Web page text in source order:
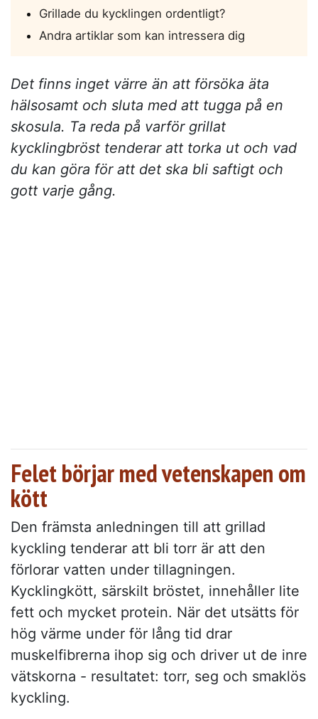
Grillade du kycklingen ordentligt?
Andra artiklar som kan intressera dig
Det finns inget värre än att försöka äta
hälsosamt och sluta med att tugga på en
skosula. Ta reda på varför grillat
kycklingbröst tenderar att torka ut och vad
du kan göra för att det ska bli saftigt och
gott varje gång.
Felet börjar med vetenskapen om
kött
Den främsta anledningen till att grillad
kyckling tenderar att bli torr är att den
förlorar vatten under tillagningen.
Kycklingkött, särskilt bröstet, innehåller lite
fett och mycket protein. När det utsätts för
hög värme under för lång tid drar
muskelfibrerna ihop sig och driver ut de inre
vätskorna - resultatet: torr, seg och smaklös
kyckling.